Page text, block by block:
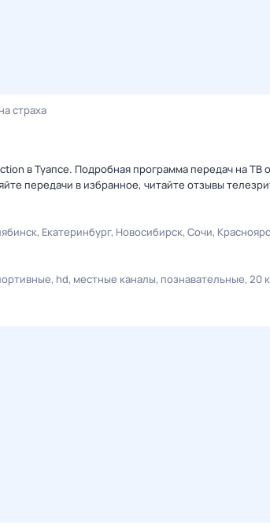
страха
в Туапсе. Подробная программа передач на ТВ
передачи в избранное, читайте отзывы
Екатеринбург Новосибирск Сочи
hd местные каналы познавательные 20